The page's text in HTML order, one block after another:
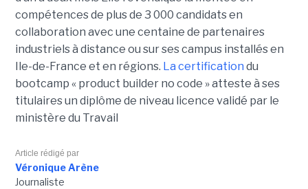
compétences de plus de 3 000 candidats en
collaboration avec une centaine de partenaires
industriels à distance ou sur ses campus installés en
Ile-de-France et en régions. La certification du
bootcamp « product builder no code » atteste à ses
titulaires un diplôme de niveau licence validé par le
ministère du Travail
Article rédigé par
Véronique Arène
Journaliste